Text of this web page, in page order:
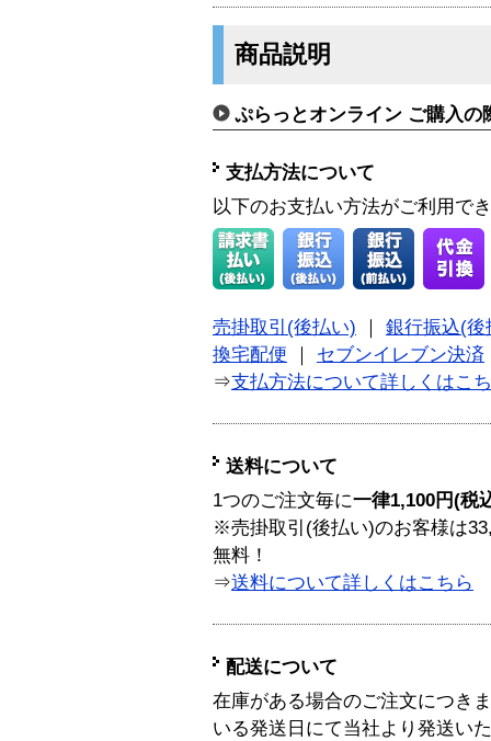
商品説明
ぷらっとオンライン ご購入の
支払方法について
以下のお支払い方法がご利用で
売掛取引(後払い)
銀行振込(後
換宅配便
セブンイレブン決済
⇒支払方法について詳しくはこ
送料について
1つのご注文毎に一律1,100円(税
※売掛取引(後払い)のお客様は
無料！
⇒送料について詳しくはこちら
配送について
在庫がある場合のご注文につき
いる発送日にて当社より発送い